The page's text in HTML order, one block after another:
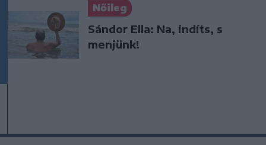
Nőileg
Sándor Ella: Na, indíts, s
menjünk!